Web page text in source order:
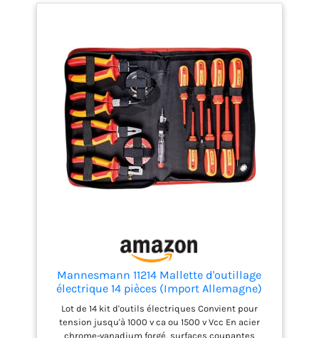
Mannesmann 11214 Mallette d'outillage
électrique 14 pièces (Import Allemagne)
Lot de 14 kit d'outils électriques Convient pour
tension jusqu'à 1000 v ca ou 1500 v Vcc En acier
chrome-vanadium forgé, surfaces coupantes